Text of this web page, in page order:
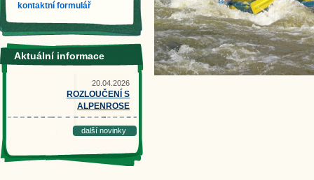
kontaktní formulář
Aktuální informace
20.04.2026
ROZLOUČENÍ S
ALPENROSE
další novinky